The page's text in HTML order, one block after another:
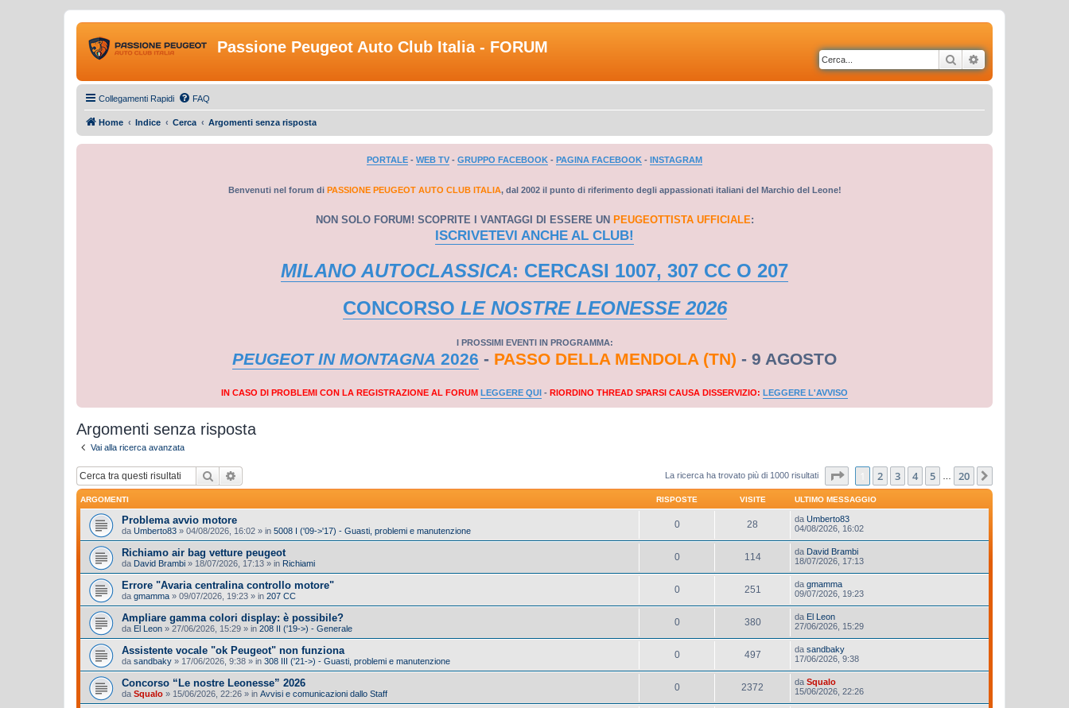
Passione Peugeot Auto Club Italia - FORUM
Cerca
Collegamenti Rapidi FAQ
Home Indice Cerca Argomenti senza risposta
PORTALE - WEB TV - GRUPPO FACEBOOK - PAGINA FACEBOOK - INSTAGRAM
Benvenuti nel forum di PASSIONE PEUGEOT AUTO CLUB ITALIA, dal 2002 il punto di riferimento degli appassionati italiani del Marchio del Leone!
NON SOLO FORUM! SCOPRITE I VANTAGGI DI ESSERE UN PEUGEOTTISTA UFFICIALE:
ISCRIVETEVI ANCHE AL CLUB!
MILANO AUTOCLASSICA: CERCASI 1007, 307 CC O 207
CONCORSO LE NOSTRE LEONESSE 2026
I PROSSIMI EVENTI IN PROGRAMMA:
PEUGEOT IN MONTAGNA 2026 - PASSO DELLA MENDOLA (TN) - 9 AGOSTO
IN CASO DI PROBLEMI CON LA REGISTRAZIONE AL FORUM LEGGERE QUI - RIORDINO THREAD SPARSI CAUSA DISSERVIZIO: LEGGERE L'AVVISO
Argomenti senza risposta
Vai alla ricerca avanzata
Cerca La ricerca ha trovato più di 1000 risultati Pagina1 di
2 3 4 5 20
ARGOMENTI RISPOSTE VISITE ULTIMO MESSAGGIO
Problema avvio motore
da Umberto83 » 04/08/2026, 16:02 » in 5008 I ('09->'17) - Guasti, problemi e manutenzione
0 28 da Umberto83
04/08/2026, 16:02
Richiamo air bag vetture peugeot
da David Brambi » 18/07/2026, 17:13 » in Richiami
0 114 da David Brambi
18/07/2026, 17:13
Errore "Avaria centralina controllo motore"
da gmamma » 09/07/2026, 19:23 » in 207 CC
0 251 da gmamma
09/07/2026, 19:23
Ampliare gamma colori display: è possibile?
da El Leon » 27/06/2026, 15:29 » in 208 II ('19->) - Generale
0 380 da El Leon
27/06/2026, 15:29
Assistente vocale "ok Peugeot" non funziona
da sandbaky » 17/06/2026, 9:38 » in 308 III ('21->) - Guasti, problemi e manutenzione
0 497 da sandbaky
17/06/2026, 9:38
Concorso “Le nostre Leonesse” 2026
da Squalo » 15/06/2026, 22:26 » in Avvisi e comunicazioni dallo Staff
0 2372 da Squalo
15/06/2026, 22:26